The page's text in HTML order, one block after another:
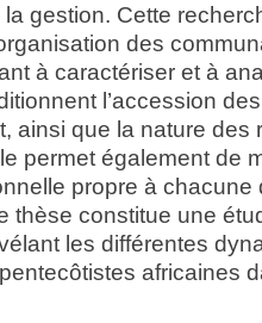
gestion. Cette
des
à caractériser et à
l’accession
ainsi que la nature des
permet également de
propre à
thèse constitue une
les différentes
africaines